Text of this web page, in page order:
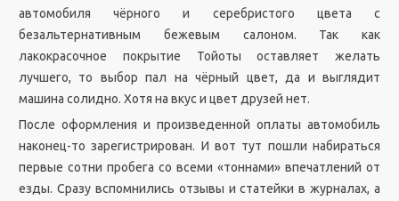
автомобиля чёрного и серебристого цвета с
безальтернативным бежевым салоном. Так как
лакокрасочное покрытие Тойоты оставляет желать
лучшего, то выбор пал на чёрный цвет, да и выглядит
машина солидно. Хотя на вкус и цвет друзей нет.
После оформления и произведенной оплаты автомобиль
наконец-то зарегистрирован. И вот тут пошли набираться
первые сотни пробега со всеми «тоннами» впечатлений от
езды. Сразу вспомнились отзывы и статейки в журналах, а